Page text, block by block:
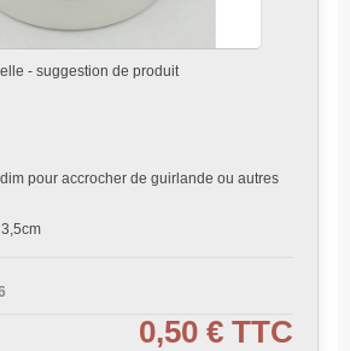
- suggestion de produit
pour accrocher de guirlande ou autres
0,50 € TTC